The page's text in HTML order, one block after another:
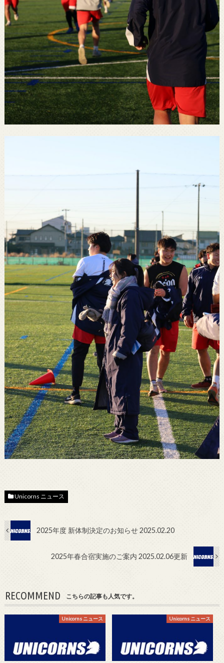
Unicorns ニュース
2025年度 新体制決定のお知らせ 2025.02.20
2025年春合宿実施のご案内 2025.02.06更新
RECOMMEND こちらの記事も人気です。
Unicorns ニュース Unicorns ニュース